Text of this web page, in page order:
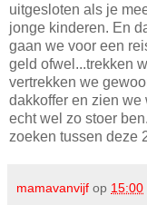
uitgesloten als je
jonge kinderen. En
gaan we voor een
geld ofwel...trekken
vertrekken we
dakkoffer en zien we
echt wel zo stoer
zoeken tussen deze
mamavanvijf op 15:00